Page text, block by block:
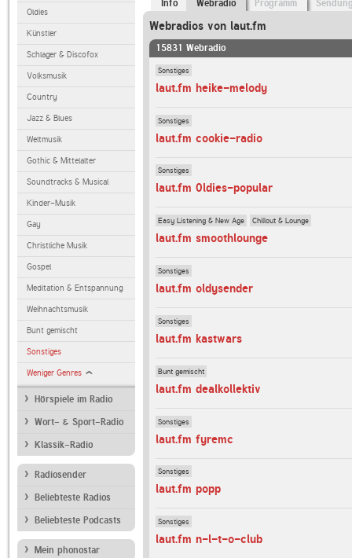
Oldies
Künstler
Schlager & Discofox
Volksmusik
Country
Jazz & Blues
Weltmusik
Gothic & Mittelalter
Soundtracks & Musical
Kinder-Musik
Gay
Christliche Musik
Gospel
Meditation & Entspannung
Weihnachtsmusik
Bunt gemischt
Sonstiges
Weniger Genres
Hörspiele im Radio
Wort- & Sport-Radio
Klassik-Radio
Radiosender
Beliebteste Radios
Beliebteste Podcasts
Mein phonostar
Info Webradio Programm
Webradios von laut.fm
15831 Webradio
Sonstiges
laut.fm heike-melody
Sonstiges
laut.fm cookie-radio
Sonstiges
laut.fm 0ldies-popular
Easy Listening & New Age Chillout & Lounge
laut.fm smoothlounge
Sonstiges
laut.fm oldysender
Sonstiges
laut.fm kastwars
Bunt gemischt
laut.fm dealkollektiv
Sonstiges
laut.fm fyremc
Sonstiges
laut.fm popp
Sonstiges
laut.fm n-l-t-o-club